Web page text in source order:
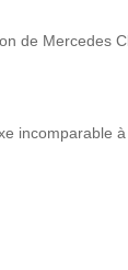
de Mercedes
incomparable à